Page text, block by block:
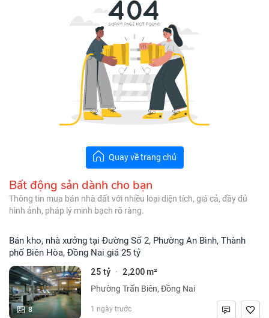
Quay về trang chủ
Bất động sản dành cho bạn
Thông tin mua bán nhà đất với nhiều loại diện tích, giá cả, đầy đủ
hình ảnh, pháp lý minh bạch rõ ràng.
Bán kho, nhà xưởng tại Đường Số 2, Phường An Bình, Thành
phố Biên Hòa, Đồng Nai giá 25 tỷ
8
25 tỷ · 2,200 m²
Phường Trấn Biên, Đồng Nai
1 ngày trước